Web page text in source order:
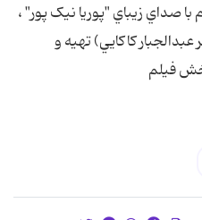
صداي زيباي "پوريا نيک پور" ،
کاکايي) تهيه و
فيلم